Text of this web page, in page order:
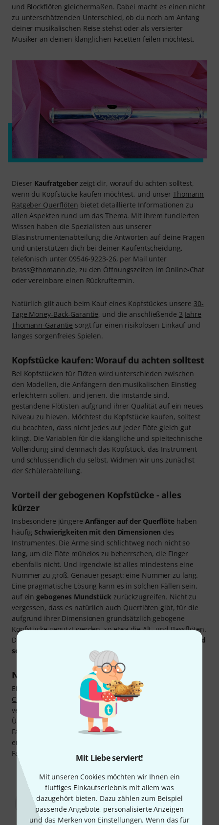
Mit Liebe serviert!
Mit unseren Cookies möchten wir Ihnen ein
fluffiges Einkaufserlebnis mit allem was
dazugehört bieten. Dazu zählen zum Beispiel
passende Angebote, personalisierte Anzeigen
und das Merken von Einstellungen. Wenn das für
und Blockflöten gleichermaßen. Dabei macht es einen nicht
zu unterschätzenden Unterschied, ob du noch am Anfang
deiner musikalischen Reise stehst oder als versierter
Musiker an deinen klanglichen Facetten feilen möchtest.
Dieser Kaufratgeberzeigt dir, worauf du achten solltest,
wenn du Kopfstücke kaufen möchtest, und unser Thomann
Ratgeber Querflöten bietet detaillierte Informationen zu
allen Aspekten rund um das Thema. Mit ihrem fundierten
Wissen haben die Spezialisten aus unserer
Blasinstrumentenabteilung die Antworten auf deine Fragen
und unterstützen dich bei deiner Kaufentscheidung,
telefonisch unter 09546-9223-26, per Mail unter
brass@thomann.de, zu den Öffnungszeiten im Online-Chat
oder vereinbare einen Rückruftermin.
Natürlich gilt auch beim Kauf eines Kopfstückes unsere 30-
Tage Money-Back-Garantie, und die anschließende 3 Jahre
Thomann-Garantie sorgt für einen risikolosen Einkauf und
langes sorgenfreies Spielen.
Kopfstücke kaufen: Worauf du achten solltest
Bei Kopfstücken für Flöten wird unterschieden zwischen
den Modellen, die Anfängern den musikalischen Einstieg
erleichtern sollen, und jenen, die imstande sind,
gestandene Flötisten aufgrund ihrer Qualität auf ein neues
Niveau zu hieven. Möchtest du Kopfstücke kaufen, solltest
du beachten, dass nicht jedes auf jeder Flöte gleich gut
klingt. Die Variablen für die klangliche und spieltechnische
Vollendung sind demnach das Kopfstück, das Instrument
und schlussendlich du selbst. Widmen wir uns zunächst
der Schülerabteilung.
Vorteil der gebogenen Kopfstücke - alles
kürzer
Insbesondere jüngere Anfänger auf der Querflötehaben
häufigSchwierigkeiten mit den Dimensionen des
Instrumentes. Die Arme sind schlichtweg noch nicht so
lang, um die Flöte mühelos zu beherrschen, die Finger
ebenfalls nicht. Und irgendwie ist alles mindestens eine
Nummer zu groß. Genauer gesagt: eine Nummer zu lang.
Eine pragmatische Lösung kann es in solchen Fällen sein,
auf eingebogenes Mundstück zurückzugreifen. Nicht zu
vergessen, dass es natürlich auch Querflöten gibt, für die
aufgrund ihrer Dimensionen grundsätzlich gebogene
Kopfstücke genutzt werden, so etwa die Alt- und Bassflöten.
Das Resultat ist, dass das Instrument insgesamt
kürzer und
somit einfach zu handhabenist.
Nutze unseren kostenfreien Fachservice
Ein gutes Beispiel dafür ist dasJupiter JFLH513S Head
Curved for Flute
, das wie das gerade Pendant komplett
versilbert ist. Bestens geeignet für noch junge Einsteiger.
Üblicherweise werden solche Querflötenköpfe von einer
Fachwerkstatt an die Querflöte angepasst. Hatten wir
erwähnt, dass wir die Anpassung als kostenfreien
Fachservice anbieten, wenn du Kopfstücke bei uns kaufst?